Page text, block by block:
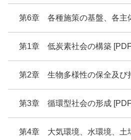
第6章 各種施策の基盤、各主
第1章 低炭素社会の構築
第2章 生物多様性の保全及び
第3章 循環型社会の形成
第4章 大気環境、水環境、土